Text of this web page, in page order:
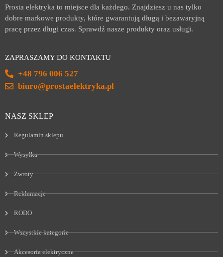
Prosta elektryka to miejsce dla każdego. Znajdziesz u nas tylko
dobre markowe produkty, które gwarantują długą i bezawaryjną
pracę przez długi czas. Sprawdź nasze produkty oraz usługi.
ZAPRASZAMY DO KONTAKTU
+48 796 006 527
biuro@prostaelektryka.pl
NASZ SKLEP
Regulamin sklepu
Wysyłka
Zwroty
Reklamacje
RODO
Wszystkie kategorie
Akcesoria elektryczne